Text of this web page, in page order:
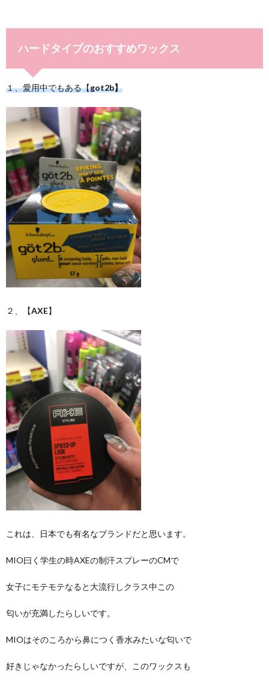
ハードタイプのおすすめワックス
１、愛用中でもある【got2b】
２、【AXE】
これは、日本でも有名なブランドだと思います。
MIO曰く学生の時AXEの制汗スプレーのCMで
女子にモテモテなると大流行しクラス中この
匂いが充満したらしいです。
MIOはそのころから鼻につく香水みたいな匂いで
好きじゃなかったらしいですが、このワックスも